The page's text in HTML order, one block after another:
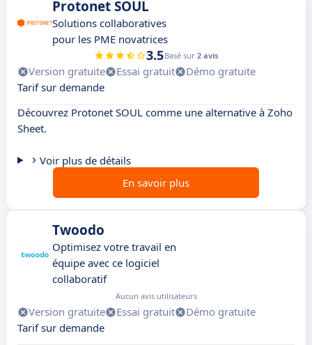
Protonet SOUL
Solutions collaboratives
pour les PME novatrices
3.5Basé sur 2 avis
Version gratuite Essai gratuit
Démo gratuite
Tarif sur demande
Découvrez Protonet SOUL comme une alternative à Zoho
Sheet.
Voir plus de détails
En savoir plus
Twoodo
Optimisez votre travail en
équipe avec ce logiciel
collaboratif
Aucun avis utilisateurs
Version gratuite Essai gratuit
Démo gratuite
Tarif sur demande